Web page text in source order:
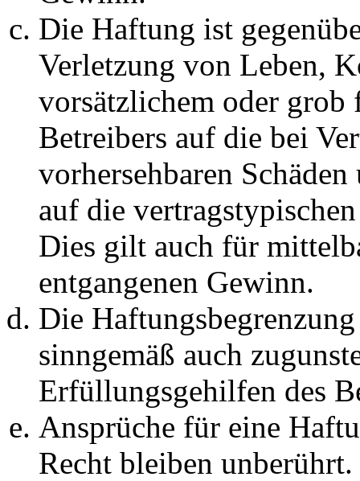
Die Haftung ist
Verletzung von Leben,
vorsätzlichem oder grob
Betreibers auf die bei
vorhersehbaren
auf die
Dies gilt auch für
entgangenen Gewinn.
Die
sinngemäß auch
Erfüllungsgehilfen des
Ansprüche für eine
Recht bleiben unberührt.